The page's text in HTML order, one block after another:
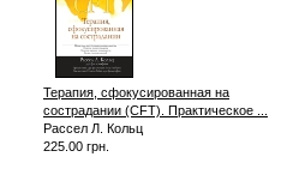
Терапия, сфокусированная на
сострадании (CFT). Практическое ...
Рассел Л. Кольц
225.00 грн.